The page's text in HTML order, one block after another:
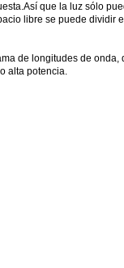
que la luz sólo
libre se puede
de longitudes de
alta potencia.